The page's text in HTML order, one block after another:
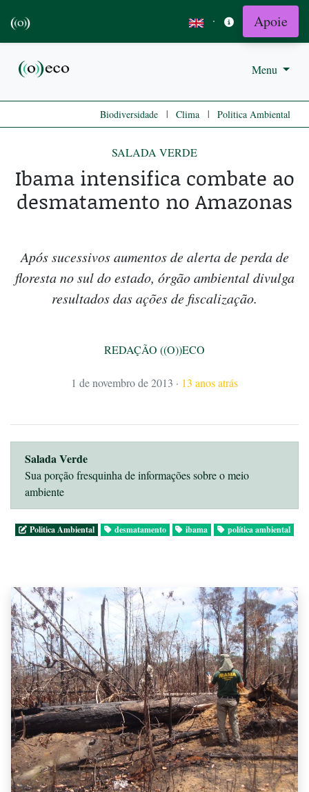
· Apoie
Menu
Biodiversidade | Clima | Politica Ambiental
SALADA VERDE
Ibama intensifica combate ao
desmatamento no Amazonas
Após sucessivos aumentos de alerta de perda de
floresta no sul do estado, órgão ambiental divulga
resultados das ações de fiscalização.
REDAÇÃO ((O))ECO
1 de novembro de 2013 · 13 anos atrás
Salada Verde
Sua porção fresquinha de informações sobre o meio
ambiente
Politica Ambiental desmatamento ibama política ambiental